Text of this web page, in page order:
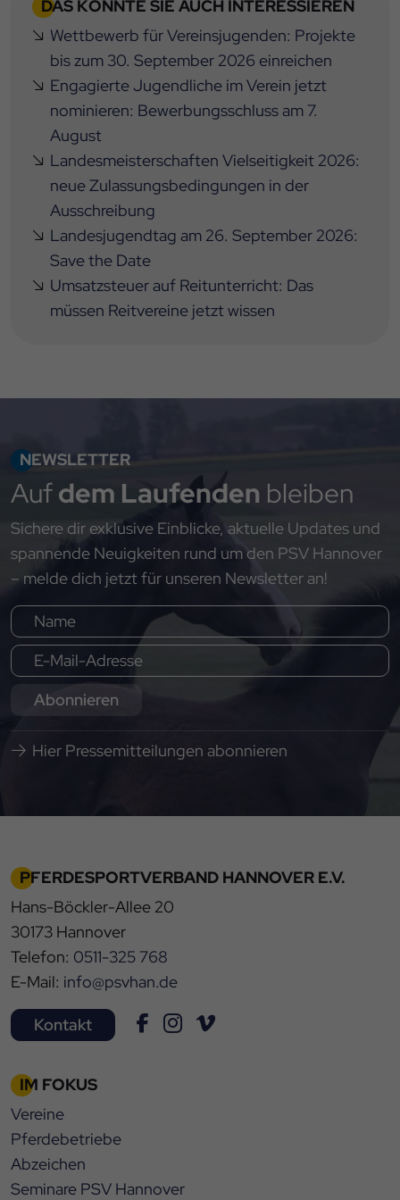
DAS KÖNNTE SIE AUCH INTERESSIEREN
Wettbewerb für Vereinsjugenden: Projekte
bis zum 30. September 2026 einreichen
Engagierte Jugendliche im Verein jetzt
nominieren: Bewerbungsschluss am 7.
August
Landesmeisterschaften Vielseitigkeit 2026:
neue Zulassungsbedingungen in der
Ausschreibung
Landesjugendtag am 26. September 2026:
Save the Date
Umsatzsteuer auf Reitunterricht: Das
müssen Reitvereine jetzt wissen
NEWSLETTER
Aufdem Laufenden bleiben
Sichere dir exklusive Einblicke, aktuelle Updates und
spannende Neuigkeiten rund um den PSV Hannover
– melde dich jetzt für unseren Newsletter an!
Abonnieren
Hier Pressemitteilungen abonnieren
PFERDESPORTVERBAND HANNOVER E.V.
Hans-Böckler-Allee 20
30173 Hannover
Telefon: 0511-325 768
E-Mail: info@psvhan.de
Kontakt
IM FOKUS
Vereine
Pferdebetriebe
Abzeichen
Seminare PSV Hannover